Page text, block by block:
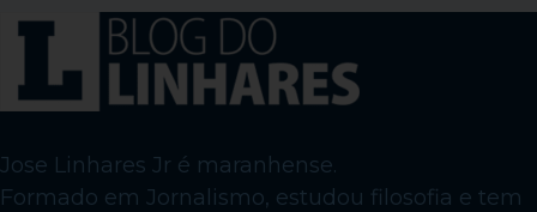
Jose Linhares Jr é maranhense.
Formado em Jornalismo, estudou filosofia e tem